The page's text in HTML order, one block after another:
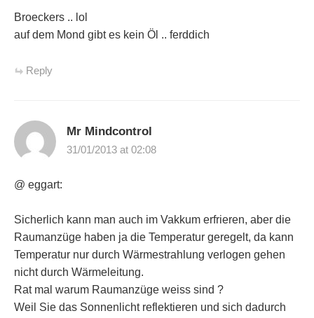
Broeckers .. lol
auf dem Mond gibt es kein Öl .. ferddich
Reply
Mr Mindcontrol
31/01/2013 at 02:08
@ eggart:
Sicherlich kann man auch im Vakkum erfrieren, aber die
Raumanzüge haben ja die Temperatur geregelt, da kann
Temperatur nur durch Wärmestrahlung verlogen gehen
nicht durch Wärmeleitung.
Rat mal warum Raumanzüge weiss sind ?
Weil Sie das Sonnenlicht reflektieren und sich dadurch